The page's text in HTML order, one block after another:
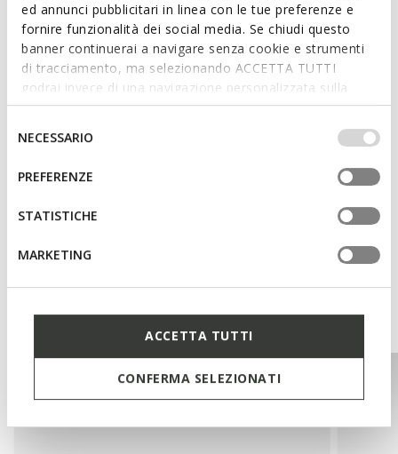
ed annunci pubblicitari in linea con le tue preferenze e
fornire funzionalità dei social media. Se chiudi questo
banner continuerai a navigare senza cookie e strumenti
di tracciamento, ma selezionando ACCETTA TUTTI
godrai invece di una navigazione personalizzata sulla
base dei tuoi gusti ed interessi. Selezionando
IMPOSTAZIONI potrai anche scegliere quali cookies ed
altri strumenti di tracciamento autorizzare. Per maggiori
informazioni o per modificare in qualsiasi momento le
tue impostazioni, visita la nostra
consenso
NECESSARIO
PREFERENZE
STATISTICHE
MARKETING
ACCETTA TUTTI
CONFERMA SELEZIONATI
Quick and easy to put on
Thickness of sole: 1 cm / 0.4"
Slip-on design allows you to slide the foot in swiftly;
Removable insole
Materials
Technologies
You may also like